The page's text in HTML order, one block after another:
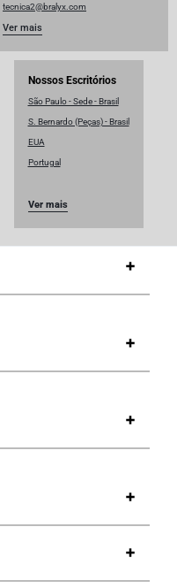
tecnica2@bralyx.com
Ver mais
Nossos Escritórios
São Paulo - Sede - Brasil
S. Bernardo (Peças) - Brasil
EUA
Portugal
Ver mais